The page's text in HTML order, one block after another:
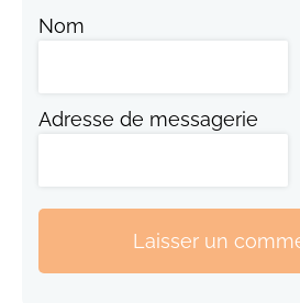
Nom
Adresse de messagerie
Laisser un